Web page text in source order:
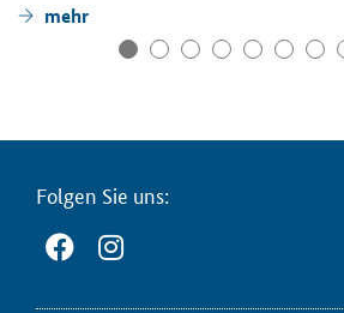
mehr
Fol­gen Sie uns: